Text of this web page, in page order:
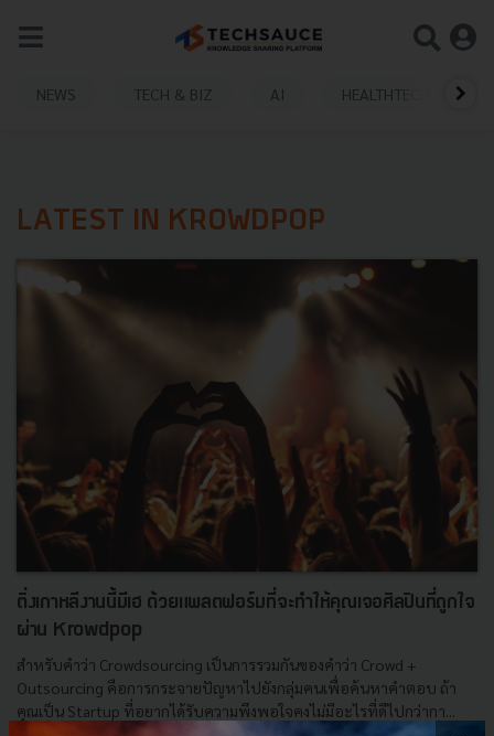
NEWS TECH & BIZ AI HEALTHTECH
LATEST IN KROWDPOP
ติ่งเกาหลีงานนี้มีเฮ ด้วยแพลตฟอร์มที่จะทำให้คุณเจอศิลปินที่ถูกใจ
ผ่าน Krowdpop
สำหรับคำว่า Crowdsourcing เป็นการรวมกันของคำว่า Crowd +
Outsourcing คือการกระจายปัญหาไปยังกลุ่มคนเพื่อค้นหาคำตอบ ถ้า
คุณเป็น Startup ที่อยากได้รับความพึงพอใจคงไม่มีอะไรที่ดีไปกว่ากา...